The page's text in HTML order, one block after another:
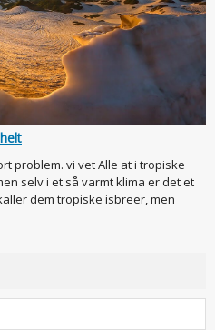
problem. vi vet Alle at i tropiske
selv i et så varmt klima er det et
dem tropiske isbreer, men